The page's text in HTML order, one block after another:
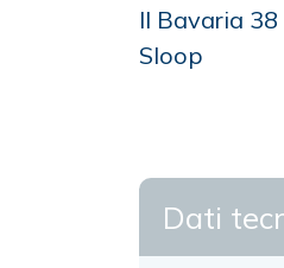
Il Bavaria
Sloop
Dati